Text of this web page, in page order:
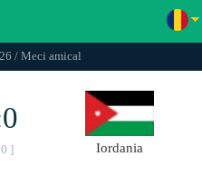
/ Meci amical
] Iordania